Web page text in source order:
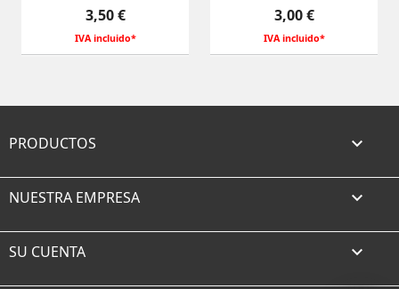
Precio
3,50 €
IVA incluido*
Precio
3,00 €
IVA incluido*
PRODUCTOS 
NUESTRA EMPRESA 
SU CUENTA 